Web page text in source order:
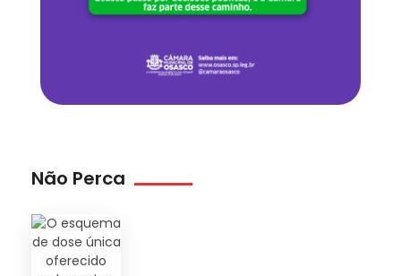
Não Perca